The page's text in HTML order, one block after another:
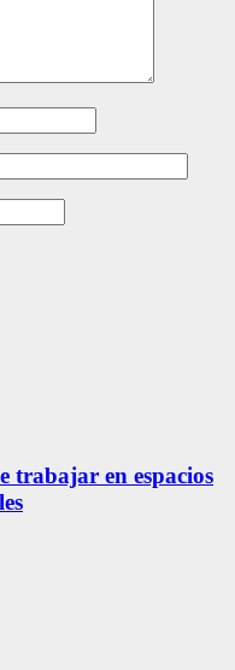
trabajar en espacios